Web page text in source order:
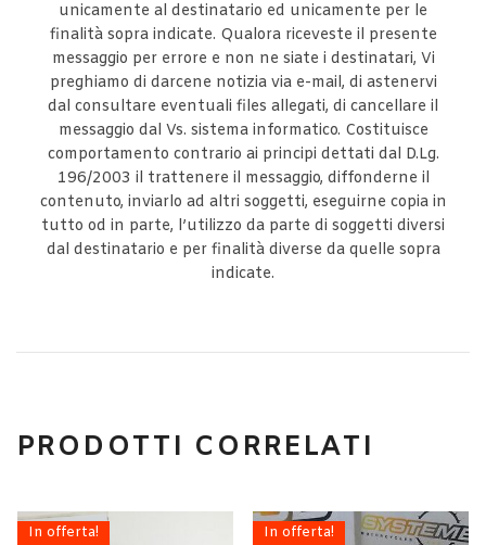
unicamente al destinatario ed unicamente per le
finalità sopra indicate. Qualora riceveste il presente
messaggio per errore e non ne siate i destinatari, Vi
preghiamo di darcene notizia via e-mail, di astenervi
dal consultare eventuali files allegati, di cancellare il
messaggio dal Vs. sistema informatico. Costituisce
comportamento contrario ai principi dettati dal D.Lg.
196/2003 il trattenere il messaggio, diffonderne il
contenuto, inviarlo ad altri soggetti, eseguirne copia in
tutto od in parte, l’utilizzo da parte di soggetti diversi
dal destinatario e per finalità diverse da quelle sopra
indicate.
PRODOTTI CORRELATI
In offerta! In offerta!